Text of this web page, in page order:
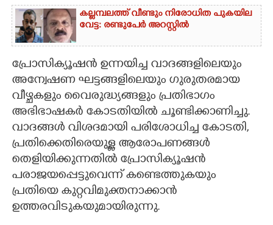
കല്ലമ്പലത്ത് വീണ്ടും നിരോധിത പുകയില
വേട്ട: രണ്ടുപേർ അറസ്റ്റിൽ
പ്രോസിക്യൂഷന്‍ ഉന്നയിച്ച വാദങ്ങളിലെയും
അന്വേഷണ ഘട്ടങ്ങളിലെയും ഗുരുതരമായ
വീഴ്ചകളും വൈരുദ്ധ്യങ്ങളും പ്രതിഭാഗം
അഭിഭാഷകര്‍ കോടതിയില്‍ ചൂണ്ടിക്കാണിച്ചു.
വാദങ്ങള്‍ വിശദമായി പരിശോധിച്ച കോടതി,
പ്രതിക്കെതിരെയുള്ള ആരോപണങ്ങള്‍
തെളിയിക്കുന്നതില്‍ പ്രോസിക്യൂഷന്‍
പരാജയപ്പെട്ടുവെന്ന് കണ്ടെത്തുകയും
പ്രതിയെ കുറ്റവിമുക്തനാക്കാന്‍
ഉത്തരവിടുകയുമായിരുന്നു.